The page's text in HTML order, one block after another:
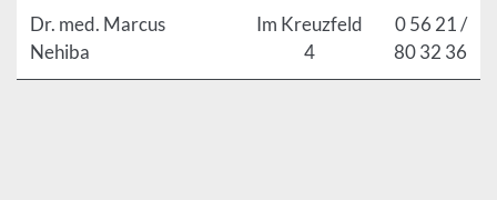
Dr. med. Marcus
Nehiba
Im Kreuzfeld
4
0 56 21 /
80 32 36